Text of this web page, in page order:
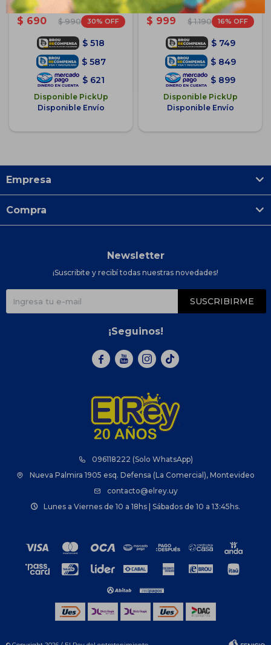
Agua 4 En1 Piscina
$ 690 $ 990 30
$ 518
$ 587
$ 621
Disponible PickUp
Disponible Envío
Ballena Para Piscina Playa
$ 999 $ 1.190 16
$ 749
$ 849
$ 899
Disponible PickUp
Disponible Envío
096118222 (Solo WhatsApp)
Nueva Palmira 1905 esq. Defensa (La Comercial), Montevideo
contacto@elrey.uy
Lunes a Viernes de 10 a 18hs | Sábados de 10 a 13:45hs.
Empresa
Compra
Newsletter
¡Suscribite y recibí todas nuestras novedades!
SUSCRIBIRME
¡Seguinos!
  